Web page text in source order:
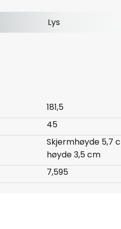
Lys
181,5
45
Skjermhøyde 5,7
høyde 3,5 cm
7,595